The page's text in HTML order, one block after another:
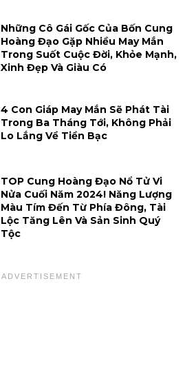
Những Cô Gái Gốc Của Bốn Cung
Hoàng Đạo Gặp Nhiều May Mắn
Trong Suốt Cuộc Đời, Khỏe Mạnh,
Xinh Đẹp Và Giàu Có
4 Con Giáp May Mắn Sẽ Phát Tài
Trong Ba Tháng Tới, Không Phải
Lo Lắng Về Tiền Bạc
TOP Cung Hoàng Đạo Nổ Tử Vi
Nửa Cuối Năm 2024! Năng Lượng
Màu Tím Đến Từ Phía Đông, Tài
Lộc Tăng Lên Và Sản Sinh Quý
Tộc